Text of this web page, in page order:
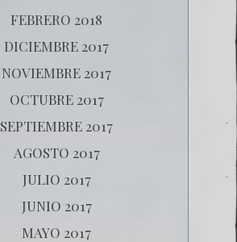
FEBRERO 2018
DICIEMBRE 2017
NOVIEMBRE 2017
OCTUBRE 2017
SEPTIEMBRE 2017
AGOSTO 2017
JULIO 2017
JUNIO 2017
MAYO 2017